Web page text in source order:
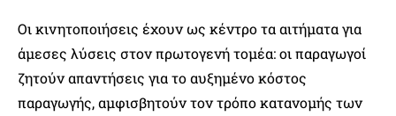
Οι κινητοποιήσεις έχουν ως κέντρο τα αιτήματα για
άμεσες λύσεις στον πρωτογενή τομέα: οι παραγωγοί
ζητούν απαντήσεις για το αυξημένο κόστος
παραγωγής, αμφισβητούν τον τρόπο κατανομής των